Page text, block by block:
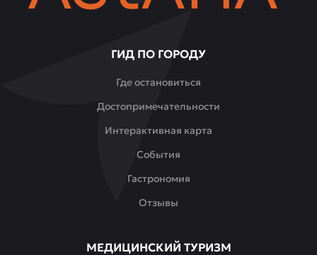
место
кто
восточный
вкус,
порции
и
ГИД ПО ГОРОДУ
Где остановиться
Достопримечательности
Интерактивная карта
События
Гастрономия
Отзывы
МЕДИЦИНСКИЙ ТУРИЗМ